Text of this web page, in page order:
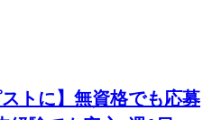
トに】無資格でも応募